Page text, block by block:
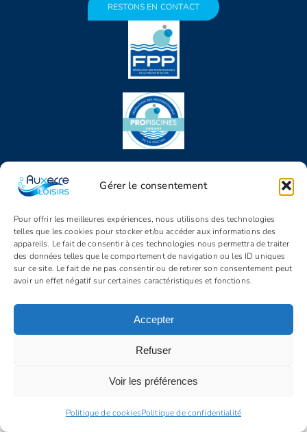
Gérer le consentement
Pour offrir les meilleures expériences, nous utilisons des technologies
telles que les cookies pour stocker et/ou accéder aux informations des
appareils. Le fait de consentir à ces technologies nous permettra de traiter
des données telles que le comportement de navigation ou les ID uniques
sur ce site. Le fait de ne pas consentir ou de retirer son consentement peut
avoir un effet négatif sur certaines caractéristiques et fonctions.
Accepter
Refuser
Voir les préférences
Politique de cookiesPolitique de confidentialité
RESTONS EN CONTACT
Propulsé parIdentity
Politique de cookies (UE)